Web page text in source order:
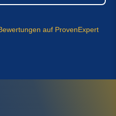
auf ProvenExpert